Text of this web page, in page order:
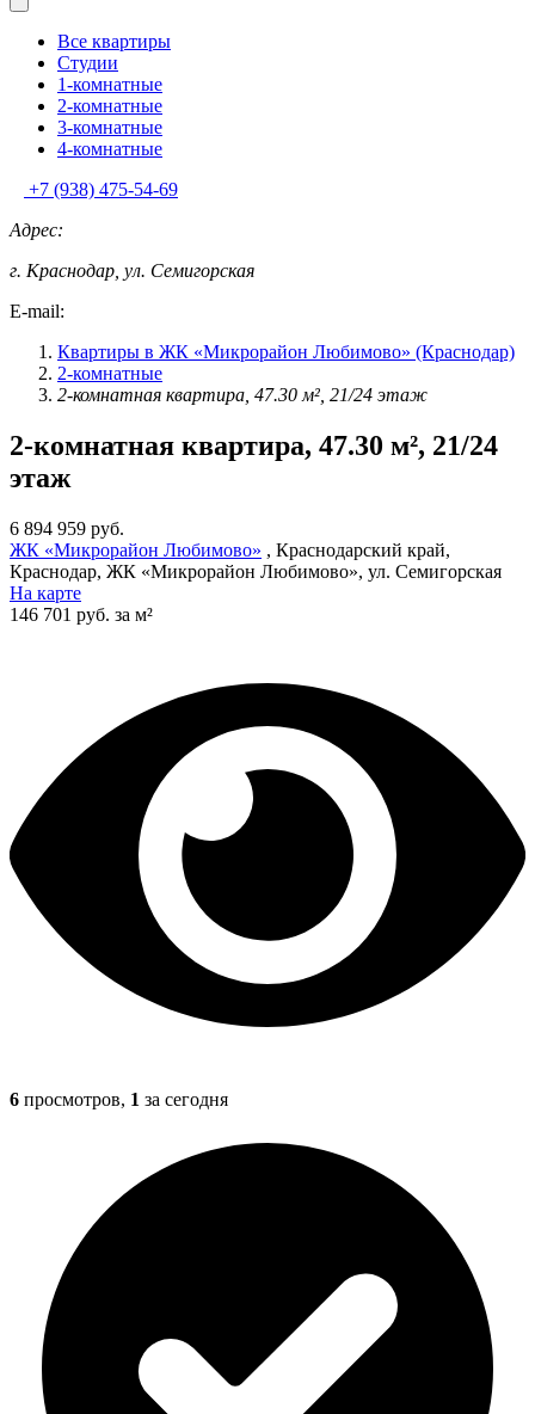
Все квартиры
Студии
1-комнатные
2-комнатные
3-комнатные
4-комнатные
+7 (938) 475-54-69
Адрес:
г. Краснодар, ул. Семигорская
E-mail:
Квартиры в ЖК «Микрорайон Любимово» (Краснодар)
2-комнатные
2-комнатная квартира, 47.30 м², 21/24 этаж
2-комнатная квартира, 47.30 м², 21/24
этаж
6 894 959 руб.
ЖК «Микрорайон Любимово» , Краснодарский край,
Краснодар, ЖК «Микрорайон Любимово», ул. Семигорская
На карте
146 701 руб. за м²
6 просмотров, 1 за сегодня